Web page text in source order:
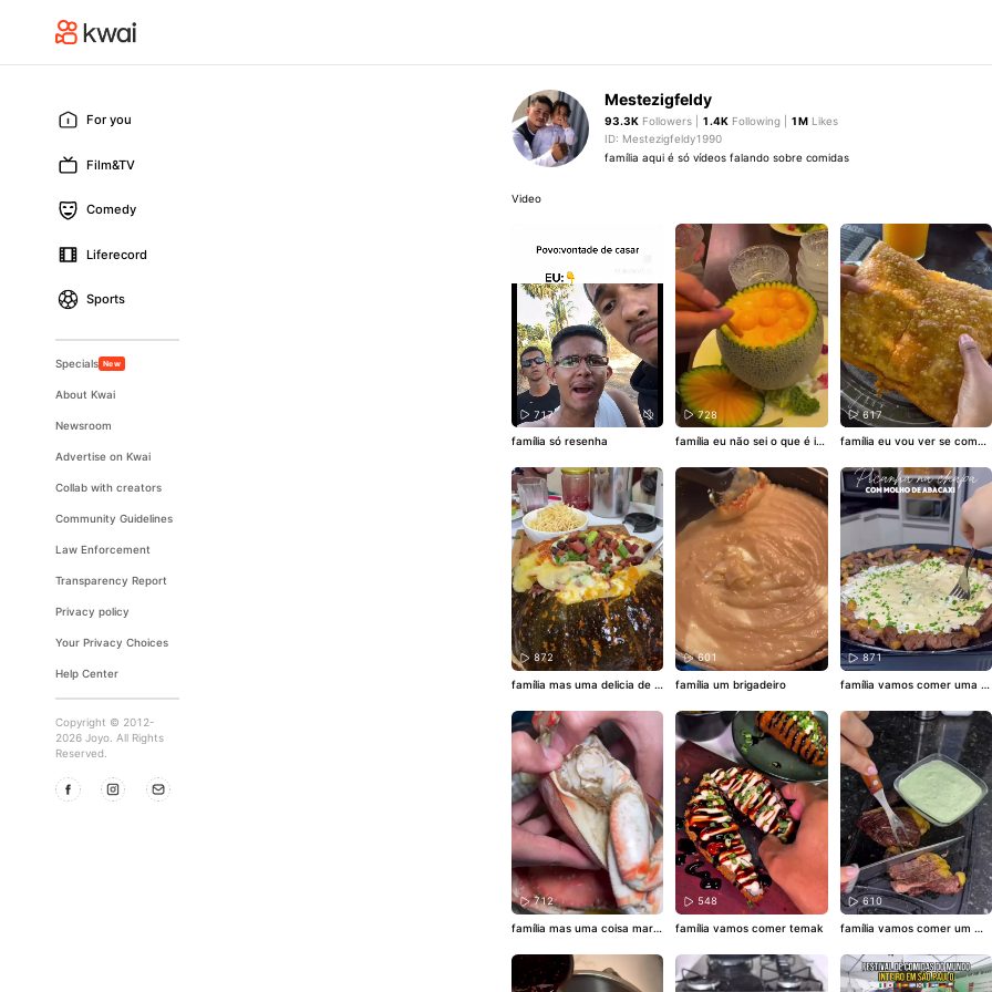
For you
Film&TV
Comedy
Liferecord
Sports
Specials New
About Kwai
Newsroom
Advertise on Kwai
Collab with creators
Community Guidelines
Law Enforcement
Transparency Report
Privacy policy
Your Privacy Choices
Help Center
Copyright © 2012-
2026 Joyo. All Rights
Reserved.
Mestezigfeldy
93.3K Followers | 1.4K Following | 1M Likes
ID: Mestezigfeldy1990
família aqui é só vídeos falando sobre comidas
Video
717
família só resenha
728
família eu não sei o que é iss
ito bom
617
família eu vou ver se comen
de vez
872
família mas uma delicia de a
601
família um brigadeiro
871
família vamos comer uma pi
712
família mas uma coisa mara
548
família vamos comer temak
610
família vamos comer um mo